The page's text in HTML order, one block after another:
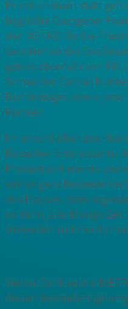
Friedrichshain statt
begrüßte Gastgeber
der METRO Berlin-
Geschehen des
gab es ebenfalls von
Schneider, Cancel
Bundestages sowie
Partner.
Im anschließenden
Besucher interessante
Produktsortiments und
seiner ganz besonderen
des Hauses, dem
es dann jede Menge
Verweilen mit
Vielen Dank an die
diesen besonders